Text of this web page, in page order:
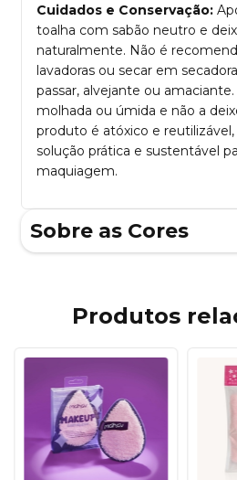
Cuidados e Conservação:
toalha com sabão neutro e
naturalmente. Não é
lavadoras ou secar em
passar, alvejante ou
molhada ou úmida e não a
produto é atóxico e
solução prática e sustentável
maquiagem.
Sobre as Cores
Produtos